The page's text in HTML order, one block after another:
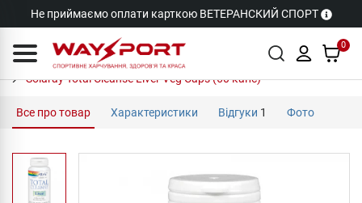
Не приймаємо оплати карткою ВЕТЕРАНСКИЙ СПОРТ
0
Solaray Total Cleanse Liver Veg Caps (60 капс)
Все про товар Характеристики Відгуки 1 Фото